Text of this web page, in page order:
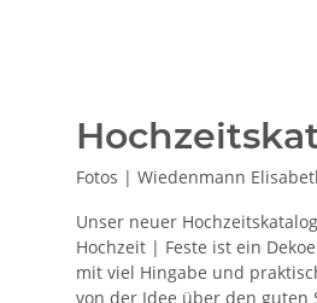
Fotos | Wiedenmann
Unser neuer
Hochzeit | Feste ist ein
mit viel Hingabe und
von der Idee über den guten